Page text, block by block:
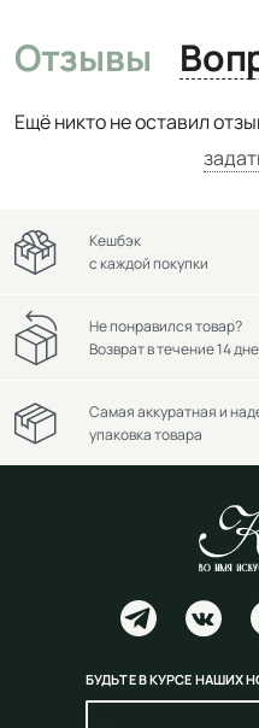
Отзывы
Ещё никто не оставил
Кешбэк
с каждой покупки
Не понравился товар?
Возврат в течение 14
Самая аккуратная и
упаковка товара
БУДЬТЕ В КУРСЕ НАШИХ